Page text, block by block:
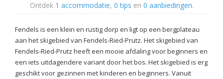
Ontdek 1 accommodatie, 0 tips en 0 aanbiedingen.
Fendels is een klein en rustig dorp en ligt op een bergplateau
aan het skigebied van Fendels-Ried-Prutz. Het skigebied van
Fendels-Ried-Prutz heeft een mooie afdaling voor beginners en
een iets uitdagendere variant door het bos. Het skigebied is erg
geschikt voor gezinnen met kinderen en beginners. Vanuit